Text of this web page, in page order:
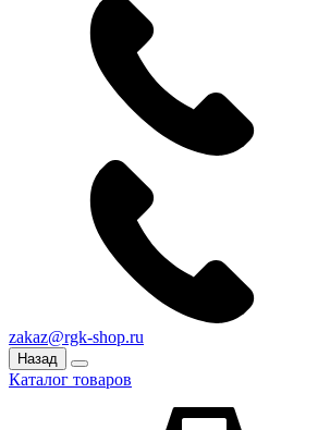
zakaz@rgk-shop.ru
Назад
Каталог товаров